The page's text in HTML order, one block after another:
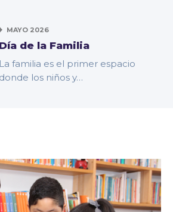
MAYO 2026
Día de la Familia
La familia es el primer espacio
donde los niños y…